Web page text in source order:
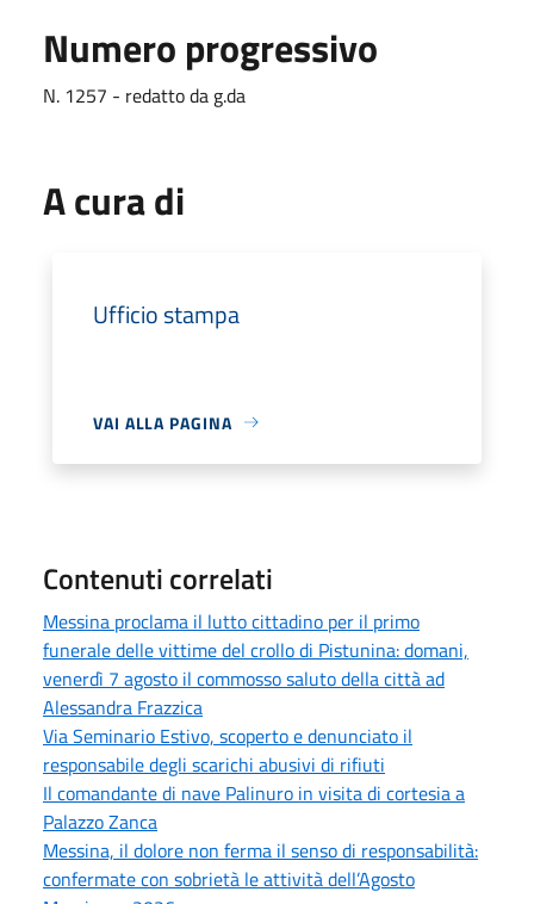
Numero progressivo
N. 1257 - redatto da g.da
A cura di
Ufficio stampa
VAI ALLA PAGINA
Contenuti correlati
Messina proclama il lutto cittadino per il primo
funerale delle vittime del crollo di Pistunina: domani,
venerdì 7 agosto il commosso saluto della città ad
Alessandra Frazzica
Via Seminario Estivo, scoperto e denunciato il
responsabile degli scarichi abusivi di rifiuti
Il comandante di nave Palinuro in visita di cortesia a
Palazzo Zanca
Messina, il dolore non ferma il senso di responsabilità:
confermate con sobrietà le attività dell’Agosto